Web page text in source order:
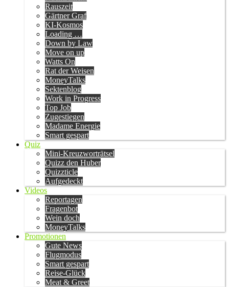
Rauszeit
Gärtner Graf
KI-Kosmos
Loading …
Down by Law
Move on up
Watts On
Rat der Weisen
MoneyTalks
Sektenblog
Work in Progress
Top Job
Zugestiegen
Madame Energie
Smart gespart
Quiz
Mini-Kreuzworträtsel
Quizz den Huber
Quizzticle
Aufgedeckt
Videos
Reportagen
Fragenbot
Wein doch
MoneyTalks
Promotionen
Gute News
Flugmodus
Smart gespart
Reise-Glück
Meat & Greet